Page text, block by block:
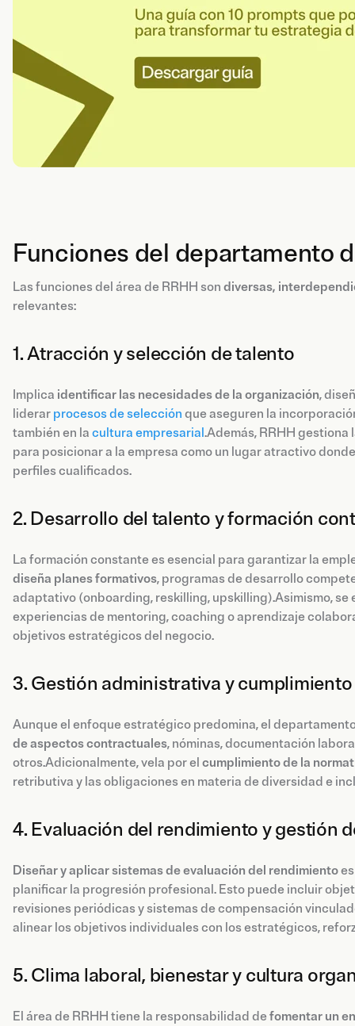
Funciones del departamento
Las funciones del área de RRHH son diversas,
relevantes:
1. Atracción y selección de talento
Implica identificar las necesidades de la organización,
liderar procesos de selección que aseguren la
también en la cultura empresarial.Además, RRHH gestiona
para posicionar a la empresa como un lugar atractivo
perfiles cualificados.
2. Desarrollo del talento y formación
La formación constante es esencial para garantizar la
diseña planes formativos, programas de desarrollo
adaptativo (onboarding, reskilling, upskilling).Asimismo, se
experiencias de mentoring, coaching o aprendizaje
objetivos estratégicos del negocio.
3. Gestión administrativa y
Aunque el enfoque estratégico predomina, el
de aspectos contractuales, nóminas, documentación
otros.Adicionalmente, vela por el cumplimiento de la
retributiva y las obligaciones en materia de diversidad e
4. Evaluación del rendimiento y gestión
Diseñar y aplicar sistemas de evaluación del rendimiento
planificar la progresión profesional. Esto puede incluir
revisiones periódicas y sistemas de compensación
alinear los objetivos individuales con los estratégicos,
5. Clima laboral, bienestar y cultura
El área de RRHH tiene la responsabilidad defomentar un